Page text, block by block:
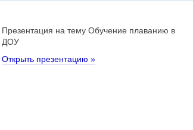
Презентация на тему Обучение плаванию в
ДОУ
Открыть презентацию »